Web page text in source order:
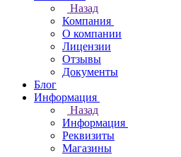
Назад
Компания
О компании
Лицензии
Отзывы
Документы
Блог
Информация
Назад
Информация
Реквизиты
Магазины